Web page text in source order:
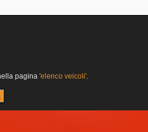
pagina 'elenco veicoli'.